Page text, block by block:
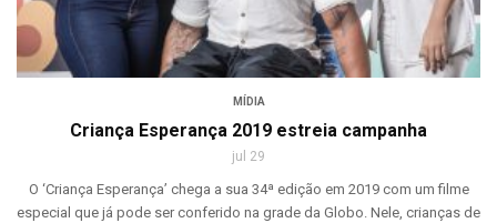
MÍDIA
Criança Esperança 2019 estreia campanha
jul 29
O ‘Criança Esperança’ chega a sua 34ª edição em 2019 com um filme
especial que já pode ser conferido na grade da Globo. Nele, crianças de